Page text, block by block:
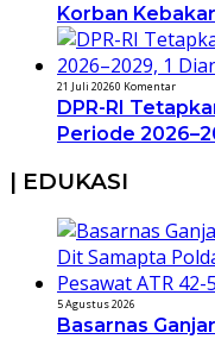
Korban
21 Juli 20260 Komentar
DPR-RI
Periode
| EDUKASI
5 Agustus 2026
Basarnas